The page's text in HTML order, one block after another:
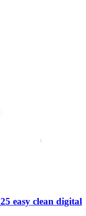
easy clean digital